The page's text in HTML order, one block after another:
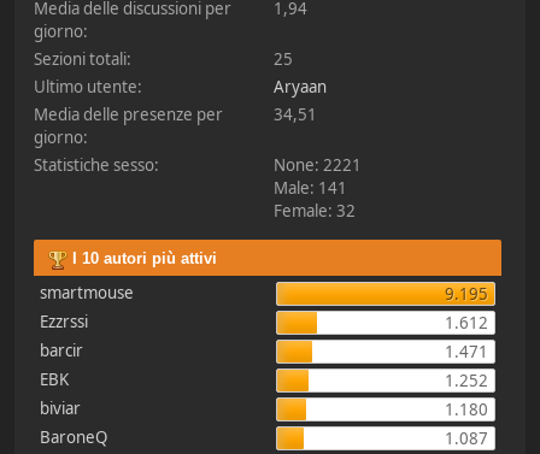
Media delle discussioni per
giorno:
1,94
Sezioni totali:
25
Ultimo utente:
Aryaan
Media delle presenze per
giorno:
34,51
Statistiche sesso:
None: 2221
Male: 141
Female: 32
I 10 autori più attivi
smartmouse
9.195
Ezzrssi
1.612
barcir
1.471
EBK
1.252
biviar
1.180
BaroneQ
1.087